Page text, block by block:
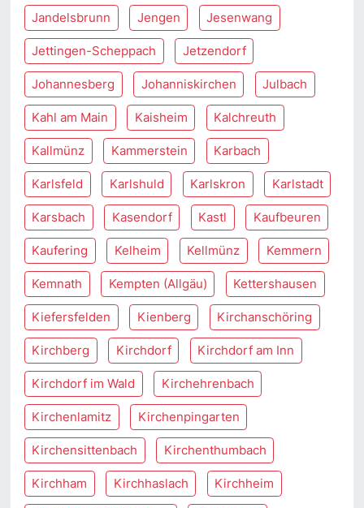
Jandelsbrunn Jengen Jesenwang
Jettingen-Scheppach Jetzendorf
Johannesberg Johanniskirchen Julbach
Kahl am Main Kaisheim Kalchreuth
Kallmünz Kammerstein Karbach
Karlsfeld Karlshuld Karlskron Karlstadt
Karsbach Kasendorf Kastl Kaufbeuren
Kaufering Kelheim Kellmünz Kemmern
Kemnath Kempten (Allgäu) Kettershausen
Kiefersfelden Kienberg Kirchanschöring
Kirchberg Kirchdorf Kirchdorf am Inn
Kirchdorf im Wald Kirchehrenbach
Kirchenlamitz Kirchenpingarten
Kirchensittenbach Kirchenthumbach
Kirchham Kirchhaslach Kirchheim